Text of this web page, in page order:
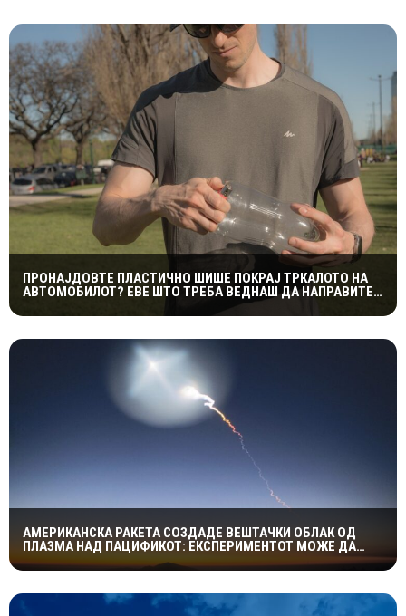
ПРОНАЈДОВТЕ ПЛАСТИЧНО ШИШЕ ПОКРАЈ ТРКАЛОТО НА
АВТОМОБИЛОТ? ЕВЕ ШТО ТРЕБА ВЕДНАШ ДА НАПРАВИТЕ
АМЕРИКАНСКА РАКЕТА СОЗДАДЕ ВЕШТАЧКИ ОБЛАК ОД
ПЛАЗМА НАД ПАЦИФИКОТ: ЕКСПЕРИМЕНТОТ МОЖЕ ДА
ПОМОГНЕ ВО ЗАШТИТАТА НА САТЕЛИТИТЕ